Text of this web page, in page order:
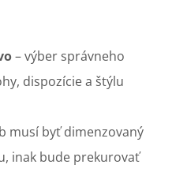
– výber správneho
dispozície a štýlu
musí byť dimenzovaný
inak bude prekurovať